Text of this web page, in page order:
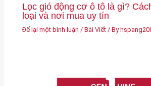
Lọc gió động cơ ô tô là gì?
loại và nơi mua uy tín
Để lại một bình luận /Bài Viết / By